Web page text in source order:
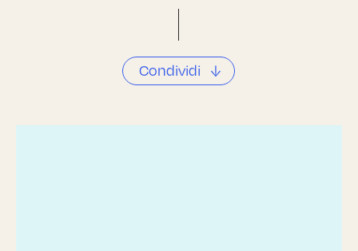
Condividi ↓
Twitter